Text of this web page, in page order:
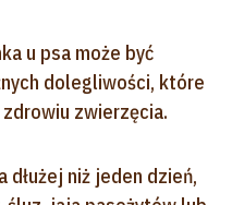
u psa może być
dolegliwości, które
zwierzęcia.
niż jeden dzień,